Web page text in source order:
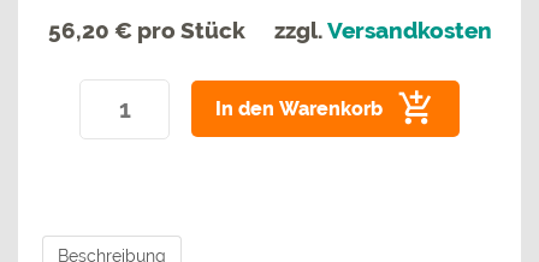
56,20 €pro Stück zzgl.Versandkosten
In den Warenkorb
Beschreibung